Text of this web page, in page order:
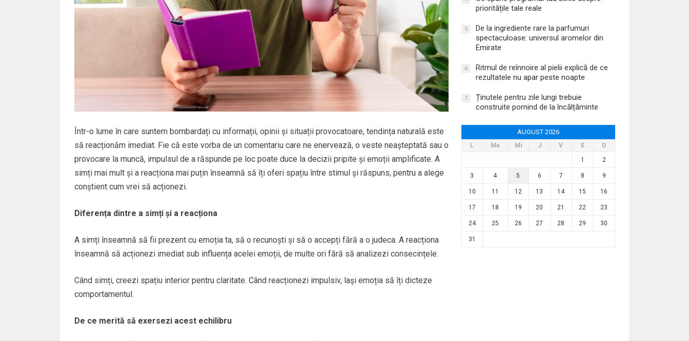
Într-o lume în care suntem bombardați cu informații, opinii și situații provocatoare, tendința naturală este
să reacționăm imediat. Fie că este vorba de un comentariu care ne enervează, o veste neașteptată sau o
provocare la muncă, impulsul de a răspunde pe loc poate duce la decizii pripite și emoții amplificate. A
simți mai mult și a reacționa mai puțin înseamnă să îți oferi spațiu între stimul și răspuns, pentru a alege
conștient cum vrei să acționezi.
Diferența dintre a simți și a reacționa
A simți înseamnă să fii prezent cu emoția ta, să o recunoști și să o accepți fără a o judeca. A reacționa
înseamnă să acționezi imediat sub influența acelei emoții, de multe ori fără să analizezi consecințele.
Când simți, creezi spațiu interior pentru claritate. Când reacționezi impulsiv, lași emoția să îți dicteze
comportamentul.
De ce merită să exersezi acest echilibru
prioritățile tale reale
5
De la ingrediente rare la parfumuri
spectaculoase: universul aromelor din
Emirate
6
Ritmul de reînnoire al pielii explică de ce
rezultatele nu apar peste noapte
7
Ținutele pentru zile lungi trebuie
construite pornind de la încălțăminte
AUGUST 2026
L Ma Mi J V S
D
1
2
3 4 5 6 7 8 9
10 11 12 13 14 15 16
17 18 19 20 21 22 23
24 25 26 27 28 29 30
31